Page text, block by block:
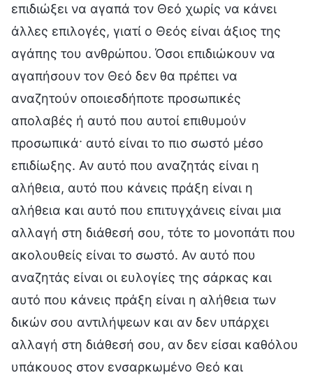
επιδιώξει να αγαπά τον Θεό χωρίς να κάνει
άλλες επιλογές, γιατί ο Θεός είναι άξιος της
αγάπης του ανθρώπου. Όσοι επιδιώκουν να
αγαπήσουν τον Θεό δεν θα πρέπει να
αναζητούν οποιεσδήποτε προσωπικές
απολαβές ή αυτό που αυτοί επιθυμούν
προσωπικά· αυτό είναι το πιο σωστό μέσο
επιδίωξης. Αν αυτό που αναζητάς είναι η
αλήθεια, αυτό που κάνεις πράξη είναι η
αλήθεια και αυτό που επιτυγχάνεις είναι μια
αλλαγή στη διάθεσή σου, τότε το μονοπάτι που
ακολουθείς είναι το σωστό. Αν αυτό που
αναζητάς είναι οι ευλογίες της σάρκας και
αυτό που κάνεις πράξη είναι η αλήθεια των
δικών σου αντιλήψεων και αν δεν υπάρχει
αλλαγή στη διάθεσή σου, αν δεν είσαι καθόλου
υπάκουος στον ενσαρκωμένο Θεό και